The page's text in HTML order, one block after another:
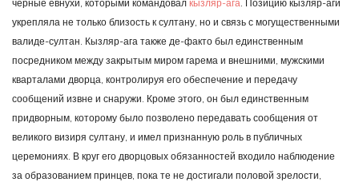
чёрные евнухи, которыми командовал кызляр-ага . Позицию кызляр-аги
укрепляла не только близость к султану, но и связь с могущественными
валиде-султан. Кызляр-ага также де-факто был единственным
посредником между закрытым миром гарема и внешними, мужскими
кварталами дворца, контролируя его обеспечение и передачу
сообщений извне и снаружи. Кроме этого, он был единственным
придворным, которому было позволено передавать сообщения от
великого визиря султану, и имел признанную роль в публичных
церемониях. В круг его дворцовых обязанностей входило наблюдение
за образованием принцев, пока те не достигали половой зрелости,